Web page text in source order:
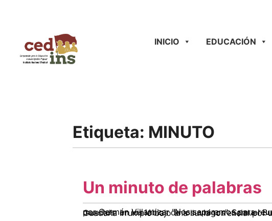
INICIO EDUCACIÓN
Etiqueta: MINUTO
Un minuto de palabras
por Germán Villamizar “Nos separamos para reunirnos y separarnos de nuevo, en el único lugar donde se encuentran los hombres muertos: en los labios de los amigos”. Samuel Butler La semana pasada, después de un aciago trabajo de